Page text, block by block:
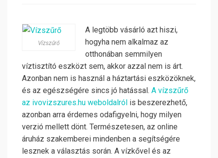
Vízszűrő
A legtöbb vásárló azt hiszi,
hogyha nem alkalmaz az
otthonában semmilyen
víztisztító eszközt sem, akkor azzal nem is árt.
Azonban nem is használ a háztartási eszközöknek,
és az egészségére sincs jó hatással. A vízszűrő
az ivovizszures.hu weboldalról is beszerezhető,
azonban arra érdemes odafigyelni, hogy milyen
verzió mellett dönt. Természetesen, az online
áruház szakemberei mindenben a segítségére
lesznek a választás során. A vízkővel és az